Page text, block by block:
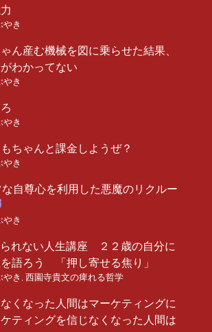
やき
ん産む機械を図に乗らせた結果、
わかってない
やき
やき
ちゃんと課金しようぜ？
やき
自尊心を利用した悪魔のリクルー
やき
れない人生講座 ２２歳の自分に
語ろう 「押し寄せる焦り」
やき 西園寺貴文の痺れる哲学
くなった人間はマーケティングに
ティングを信じなくなった人間は